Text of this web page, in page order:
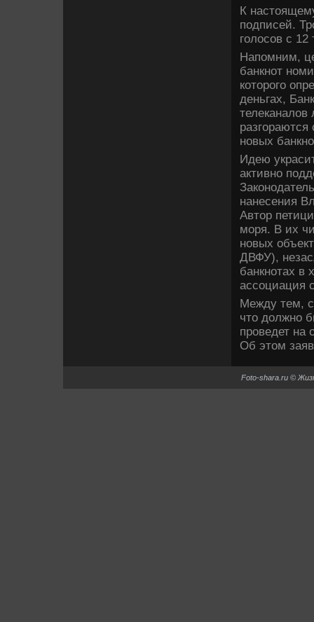
К
подписей.
голосов с
Напомним,
банкнот
которого
деньгах,
новых
Идею
активно
нанесения
Автор
моря. В их
новых
ДВФУ),
банкнотах в
ассоциация
Между тем,
что должно
проведет на
Об этом
Foto-shara.ru ©